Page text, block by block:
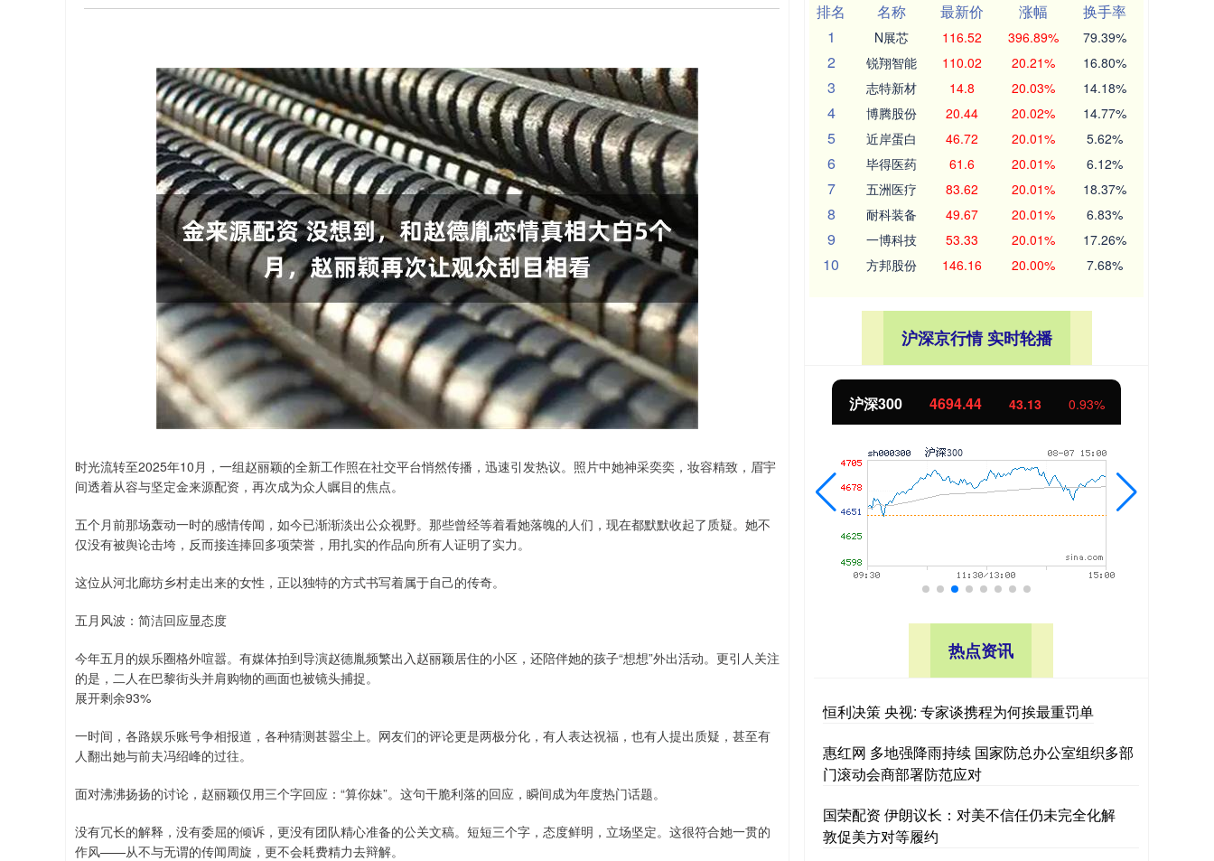
时光流转至2025年10月，一组赵丽颖的全新工作照在社交平台悄然传播，迅速引发热议。照片中她神采奕奕，妆容精致，眉宇
间透着从容与坚定金来源配资，再次成为众人瞩目的焦点。
五个月前那场轰动一时的感情传闻，如今已渐渐淡出公众视野。那些曾经等着看她落魄的人们，现在都默默收起了质疑。她不
仅没有被舆论击垮，反而接连捧回多项荣誉，用扎实的作品向所有人证明了实力。
这位从河北廊坊乡村走出来的女性，正以独特的方式书写着属于自己的传奇。
五月风波：简洁回应显态度
今年五月的娱乐圈格外喧嚣。有媒体拍到导演赵德胤频繁出入赵丽颖居住的小区，还陪伴她的孩子“想想”外出活动。更引人关注
的是，二人在巴黎街头并肩购物的画面也被镜头捕捉。
展开剩余93%
一时间，各路娱乐账号争相报道，各种猜测甚嚣尘上。网友们的评论更是两极分化，有人表达祝福，也有人提出质疑，甚至有
人翻出她与前夫冯绍峰的过往。
面对沸沸扬扬的讨论，赵丽颖仅用三个字回应：“算你妹”。这句干脆利落的回应，瞬间成为年度热门话题。
没有冗长的解释，没有委屈的倾诉，更没有团队精心准备的公关文稿。短短三个字，态度鲜明，立场坚定。这很符合她一贯的
作风——从不与无谓的传闻周旋，更不会耗费精力去辩解。
排名
名称 最新价 涨幅
换手率
1
N展芯 116.52 396.89% 79.39%
2 锐翔智能 110.02 20.21% 16.80%
3 志特新材 14.8 20.03% 14.18%
4 博腾股份 20.44 20.02% 14.77%
5 近岸蛋白 46.72 20.01% 5.62%
6 毕得医药 61.6 20.01% 6.12%
7 五洲医疗 83.62 20.01% 18.37%
8 耐科装备 49.67 20.01% 6.83%
9 一博科技 53.33 20.01% 17.26%
10 方邦股份 146.16 20.00% 7.68%
沪深京行情 实时轮播
深证成指 14311.01 200.89 1.42% 沪深300 4694.44 43.13 北证50 1134.24 11.37 1.01%
热点资讯
恒利决策 央视: 专家谈携程为何挨最重罚单
惠红网 多地强降雨持续 国家防总办公室组织多部
门滚动会商部署防范应对
国荣配资 伊朗议长：对美不信任仍未完全化解
敦促美方对等履约